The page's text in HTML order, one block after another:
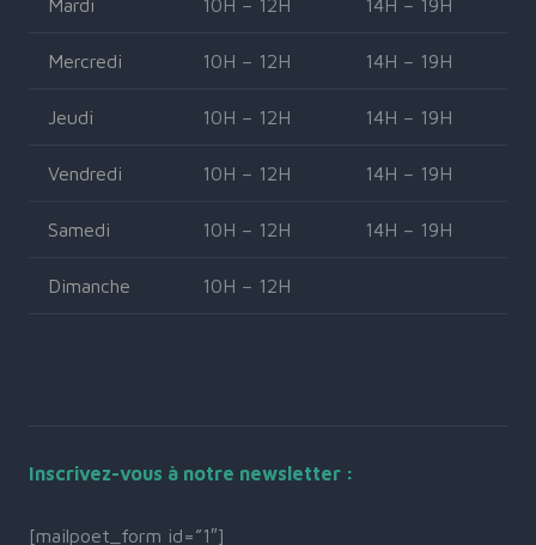
Mercredi 10H – 12H 14H – 19H
Jeudi 10H – 12H 14H – 19H
Vendredi 10H – 12H 14H – 19H
Samedi 10H – 12H 14H – 19H
Dimanche 10H – 12H
Inscrivez-vous à notre newsletter :
[mailpoet_form id=”1″]